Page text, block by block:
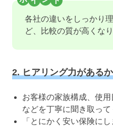
各社の違いをしっかり
ど、比較の質が高くなり
2. ヒアリング力があるか
お客様の家族構成、使
などを丁寧に聞き取っ
「とにかく安い保険に